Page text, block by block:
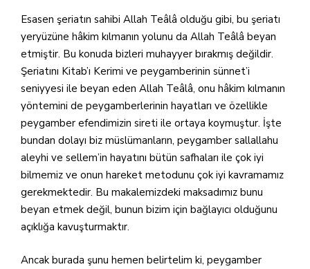
Esasen şeriatın sahibi Allah Teâlâ olduğu gibi, bu şeriatı
yeryüzüne hâkim kılmanın yolunu da Allah Teâlâ beyan
etmiştir. Bu konuda bizleri muhayyer bırakmış değildir.
Şeriatını Kitab’ı Kerimi ve peygamberinin sünnet’i
seniyyesi ile beyan eden Allah Teâlâ, onu hâkim kılmanın
yöntemini de peygamberlerinin hayatları ve özellikle
peygamber efendimizin sireti ile ortaya koymuştur. İşte
bundan dolayı biz müslümanların, peygamber sallallahu
aleyhi ve sellem’in hayatını bütün safhaları ile çok iyi
bilmemiz ve onun hareket metodunu çok iyi kavramamız
gerekmektedir. Bu makalemizdeki maksadımız bunu
beyan etmek değil, bunun bizim için bağlayıcı olduğunu
açıklığa kavuşturmaktır.
Ancak burada şunu hemen belirtelim ki, peygamber